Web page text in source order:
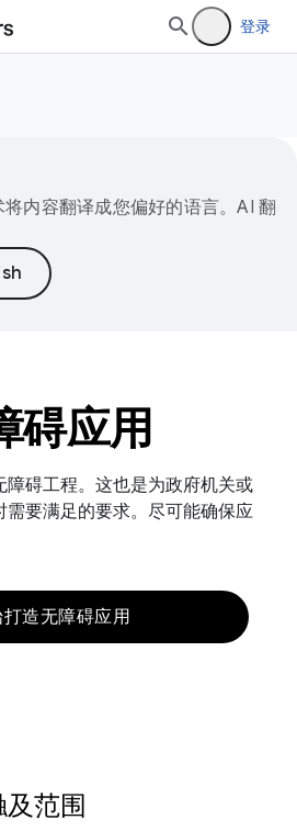
登录
内容翻译成您偏好的语言。AI 翻
碍应用
障碍工程。这也是为政府机关或
需要满足的要求。尽可能确保应
造无障碍应用
范围